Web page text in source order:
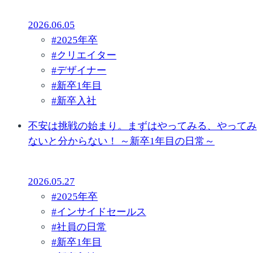
2026.06.05
#2025年卒
#クリエイター
#デザイナー
#新卒1年目
#新卒入社
不安は挑戦の始まり。まずはやってみる、やってみ
ないと分からない！ ～新卒1年目の日常～
2026.05.27
#2025年卒
#インサイドセールス
#社員の日常
#新卒1年目